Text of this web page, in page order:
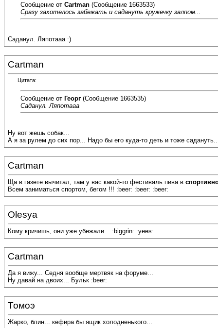
Сообщение от Cartman (Сообщение 1663533)
Сразу захотелось забежать и садануть кружечку залпом...
Саданул. Ляпотааа :)
Cartman
Цитата:
Сообщение от Георг (Сообщение 1663535)
Саданул. Ляпотааа
Ну вот жешь собак...
А я за рулем до сих пор... Надо бы его куда-то деть и тоже
Cartman
Ща в газете вычитал, там у вас какой-то фестиваль пива в
Всем заниматься спортом, бегом !!! :beer: :beer: :beer:
Olesya
Кому кричишь, они уже убежали... :biggrin: :yees:
Cartman
Да я вижу... Седня вообще мертвяк на форуме...
Ну давай на двоих... Бульк :beer:
Томоэ
Жарко, блин... кефира бы ящик холодненького...